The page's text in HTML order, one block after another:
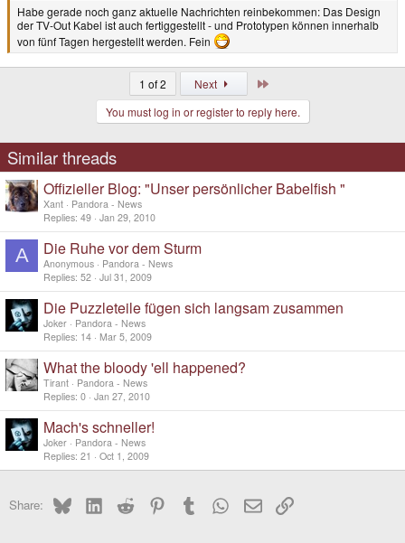
Habe gerade noch ganz aktuelle Nachrichten reinbekommen: Das Design
der TV-Out Kabel ist auch fertiggestellt - und Prototypen können innerhalb
von fünf Tagen hergestellt werden. Fein
1 of 2 Next
You must log in or register to reply here.
Similar threads
Offizieller Blog: "Unser persönlicher Babelfish "
Xant
Pandora - News
Replies 49 Jan 29, 2010
A Die Ruhe vor dem Sturm
Anonymous
Pandora - News
Replies 52 Jul 31, 2009
Die Puzzleteile fügen sich langsam zusammen
Joker
Pandora - News
Replies 14 Mar 5, 2009
What the bloody 'ell happened?
Tirant
Pandora - News
Replies 0 Jan 27, 2010
Mach's schneller!
Joker
Pandora - News
Replies 21 Oct 1, 2009
Share: BlueskyLinkedInReddit PinterestTumblr WhatsApp
EmailLink